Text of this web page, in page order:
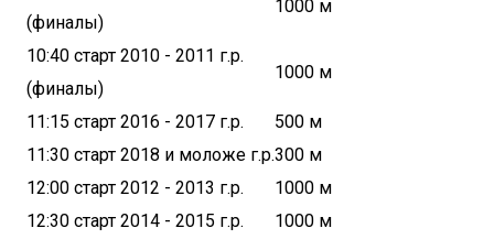
(финалы)
1000 м
10:40 старт 2010 - 2011 г.р.
(финалы)
1000 м
11:15 старт 2016 - 2017 г.р.
500 м
11:30 старт 2018 и моложе г.р.300 м
12:00 старт 2012 - 2013 г.р.
1000 м
12:30 старт 2014 - 2015 г.р.
1000 м